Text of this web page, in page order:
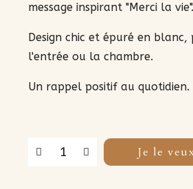
message inspirant "Merci la vie".
Design chic et épuré en
l'entrée ou la chambre.
Un rappel positif au quotidien.
Je le